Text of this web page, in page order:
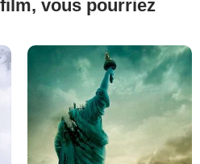
vous pourriez